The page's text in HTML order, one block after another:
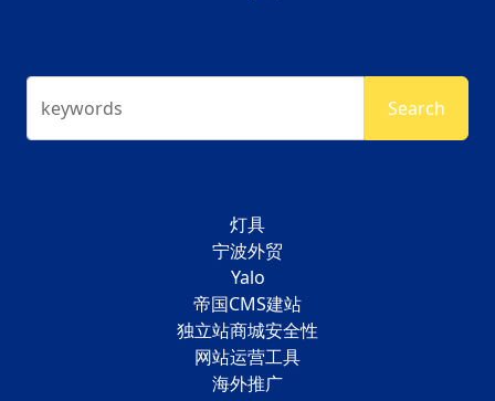
keywords Search
灯具
宁波外贸
Yalo
帝国CMS建站
独立站商城安全性
网站运营工具
海外推广